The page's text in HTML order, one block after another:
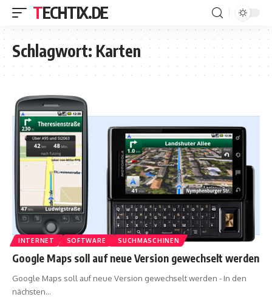
TECHTIX.DE
Schlagwort:Karten
INTERNET SOFTWARE SUCHMASCHINEN
Google Maps soll auf neue Version gewechselt werden
Google Maps soll auf neue Version gewechselt werden - In den
nächsten…